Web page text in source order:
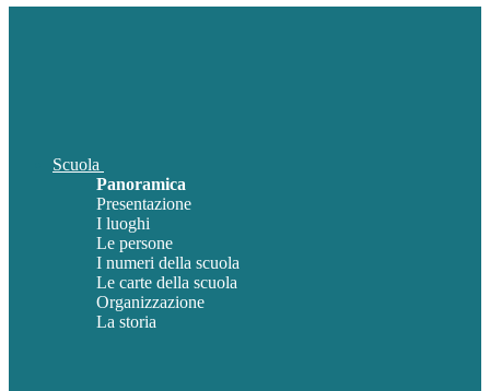
Scuola
Panoramica
Presentazione
I luoghi
Le persone
I numeri della scuola
Le carte della scuola
Organizzazione
La storia